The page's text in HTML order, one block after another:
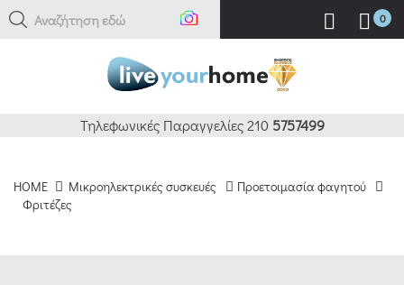
Αναζήτηση εδώ 0
Τηλεφωνικές Παραγγελίες 210 5757499
HOME Μικροηλεκτρικές συσκευές
Προετοιμασία φαγητού
Φριτέζες
(3)